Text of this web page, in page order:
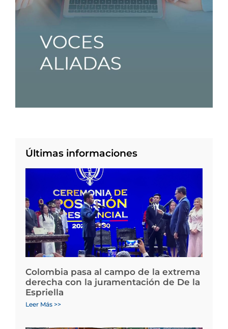
Últimas informaciones
Colombia pasa al campo de la extrema
derecha con la juramentación de De la
Espriella
Leer Más >>